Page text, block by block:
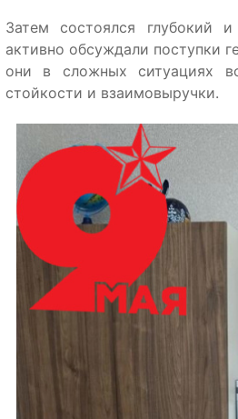
Затем состоялся глубокий
активно обсуждали поступки
они в сложных ситуациях
стойкости и взаимовыручки.